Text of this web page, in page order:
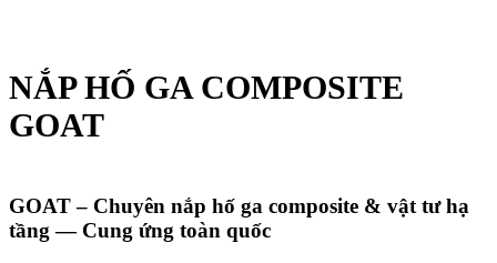
NẮP HỐ GA COMPOSITE
GOAT
GOAT – Chuyên nắp hố ga composite & vật tư hạ
tầng — Cung ứng toàn quốc